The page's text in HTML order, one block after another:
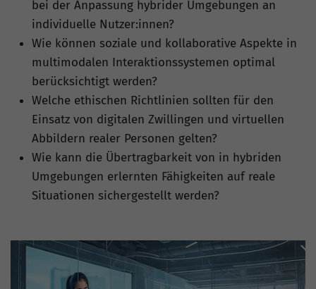
bei der Anpassung hybrider Umgebungen an
individuelle Nutzer:innen?
Wie können soziale und kollaborative Aspekte in
multimodalen Interaktionssystemen optimal
berücksichtigt werden?
Welche ethischen Richtlinien sollten für den
Einsatz von digitalen Zwillingen und virtuellen
Abbildern realer Personen gelten?
Wie kann die Übertragbarkeit von in hybriden
Umgebungen erlernten Fähigkeiten auf reale
Situationen sichergestellt werden?